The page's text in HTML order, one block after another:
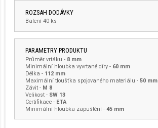
ROZSAH DODÁVKY
Balení 40 ks
PARAMETRY PRODUKTU
Průměr vrtáku - 8 mm
Minimální hloubka vyvrtané díry- 60 mm
Délka - 112 mm
Maximální tloušťka spojovaného materiálu - 50 mm
Závit- M 8
Velikost- SW 13
Certifikace- ETA
Minimální hloubka zapuštění - 45 mm